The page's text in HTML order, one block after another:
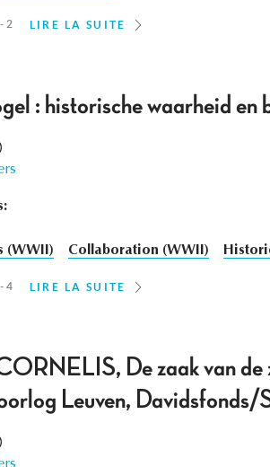
2 LIRE LA SUITE
: historische waarheid
(WWII) Collaboration (WWII)
4 LIRE LA SUITE
De zaak van de
Leuven,